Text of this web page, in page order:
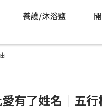
｜養護/沐浴鹽 ｜
有了姓名｜五行